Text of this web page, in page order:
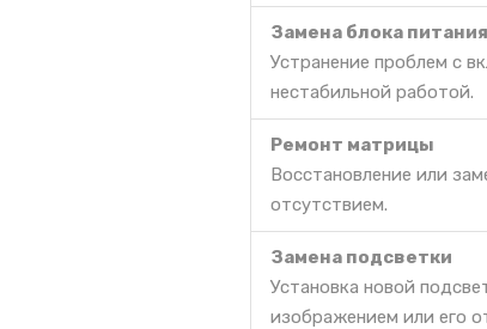
Замена блока питания
Устранение проблем с
нестабильной работой.
Ремонт матрицы
Восстановление или
отсутствием.
Замена подсветки
Установка новой
изображением или его